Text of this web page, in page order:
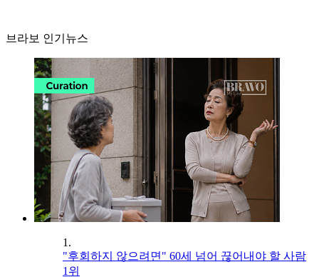
브라보 인기뉴스
1.
"후회하지 않으려면" 60세 넘어 끊어내야 할 사람
1위